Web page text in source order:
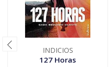
INDICIOS
127 Horas